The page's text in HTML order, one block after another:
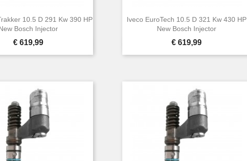
10.5 D 291 Kw 390 HP
Bosch Injector
Prijs
€ 619,99
Snel bekijken
Iveco EuroTech 10.5 D 321 Kw 430 HP
New Bosch Injector
Prijs
€ 619,99
Snel bekijken